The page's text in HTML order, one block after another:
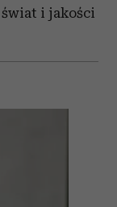
i jakości